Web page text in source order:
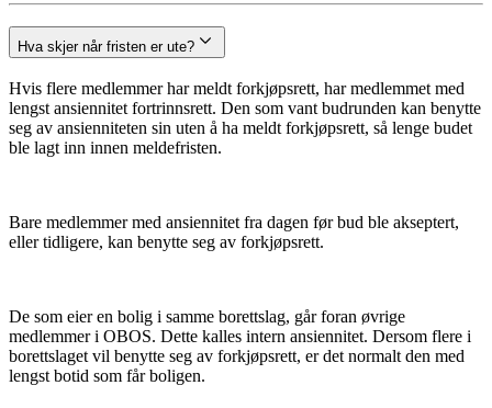
Hva skjer når fristen er ute?
Hvis flere medlemmer har meldt forkjøpsrett, har medlemmet med
lengst ansiennitet fortrinnsrett. Den som vant budrunden kan benytte
seg av ansienniteten sin uten å ha meldt forkjøpsrett, så lenge budet
ble lagt inn innen meldefristen.
Bare medlemmer med ansiennitet fra dagen før bud ble akseptert,
eller tidligere, kan benytte seg av forkjøpsrett.
De som eier en bolig i samme borettslag, går foran øvrige
medlemmer i OBOS. Dette kalles intern ansiennitet. Dersom flere i
borettslaget vil benytte seg av forkjøpsrett, er det normalt den med
lengst botid som får boligen.